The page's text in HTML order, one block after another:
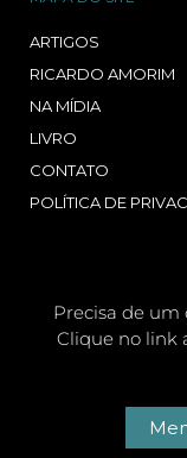
ARTIGOS
RICARDO AMORIM
NA MÍDIA
LIVRO
CONTATO
POLÍTICA DE
Precisa de
Clique no link